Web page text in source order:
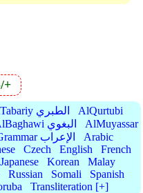
+
AtTabariy الطبري
AlQurtubi
AlBaghawi البغوي
AlMuyassar
Grammar الإعراب
Arabic
Czech English
French
Japanese Korean
Malay
Russian Somali
Spanish
Transliteration [+]